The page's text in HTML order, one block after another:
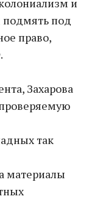
и
подмять под
право,
Захарова
проверяемую
так
материалы